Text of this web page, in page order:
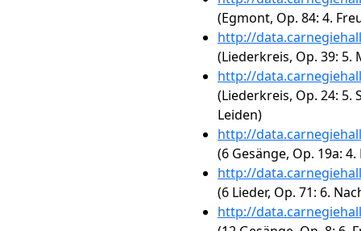
(Egmont, Op. 84: 4.
http://
(Liederkreis, Op. 39: 5.
http://
(Liederkreis, Op. 24: 5.
Leiden)
http://
(6 Gesänge, Op. 19a:
http://
(6 Lieder, Op. 71: 6.
http://